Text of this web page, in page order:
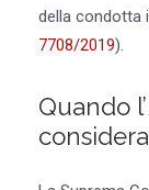
della condotta
7708/2019).
Quando l’